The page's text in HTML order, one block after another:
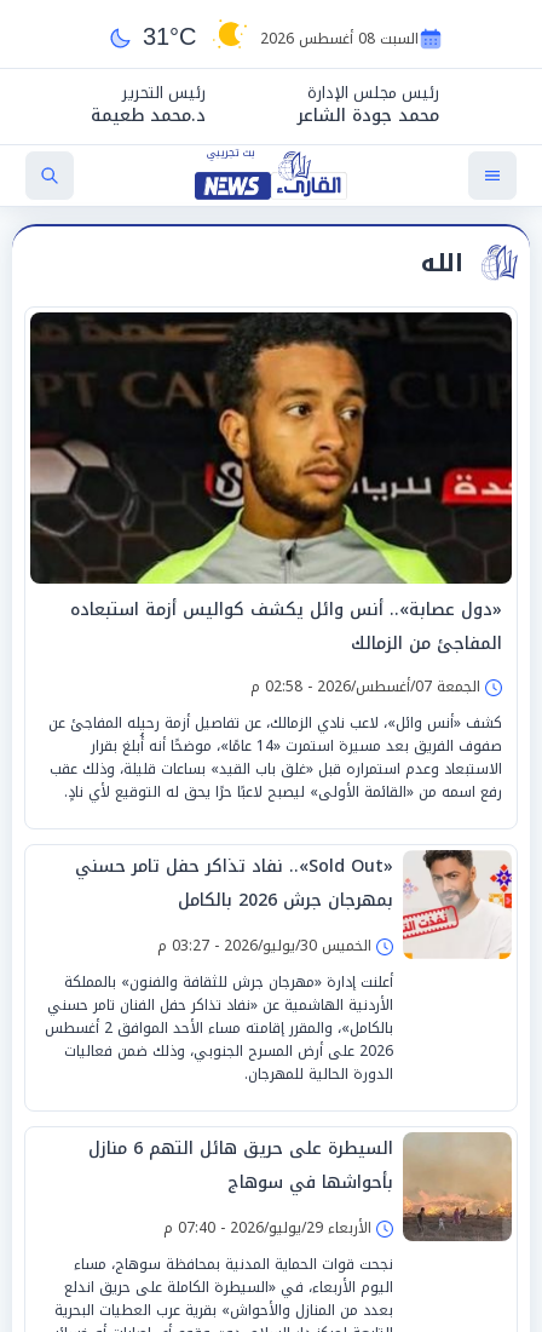
السبت 08 أغسطس 2026 31°C
رئيس مجلس الإدارة
محمد جودة الشاعر
رئيس التحرير
د.محمد طعيمة
الله
«دول عصابة».. أنس وائل يكشف كواليس أزمة استبعاده
المفاجئ من الزمالك
الجمعة 07/أغسطس/2026 - 02:58 م
كشف «أنس وائل»، لاعب نادي الزمالك، عن تفاصيل أزمة رحيله المفاجئ عن
صفوف الفريق بعد مسيرة استمرت «14 عامًا»، موضحًا أنه أُبلغ بقرار
الاستبعاد وعدم استمراره قبل «غلق باب القيد» بساعات قليلة، وذلك عقب
رفع اسمه من «القائمة الأولى» ليصبح لاعبًا حرًا يحق له التوقيع لأي نادٍ.
«Sold Out».. نفاد تذاكر حفل تامر حسني
بمهرجان جرش 2026 بالكامل
الخميس 30/يوليو/2026 - 03:27 م
أعلنت إدارة «مهرجان جرش للثقافة والفنون» بالمملكة
الأردنية الهاشمية عن «نفاد تذاكر حفل الفنان تامر حسني
بالكامل»، والمقرر إقامته مساء الأحد الموافق 2 أغسطس
2026 على أرض المسرح الجنوبي، وذلك ضمن فعاليات
الدورة الحالية للمهرجان.
السيطرة على حريق هائل التهم 6 منازل
بأحواشها في سوهاج
الأربعاء 29/يوليو/2026 - 07:40 م
نجحت قوات الحماية المدنية بمحافظة سوهاج، مساء
اليوم الأربعاء، في «السيطرة الكاملة على حريق اندلع
بعدد من المنازل والأحواش» بقرية عرب العطيات البحرية